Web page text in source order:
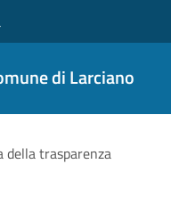
di Larciano
della trasparenza